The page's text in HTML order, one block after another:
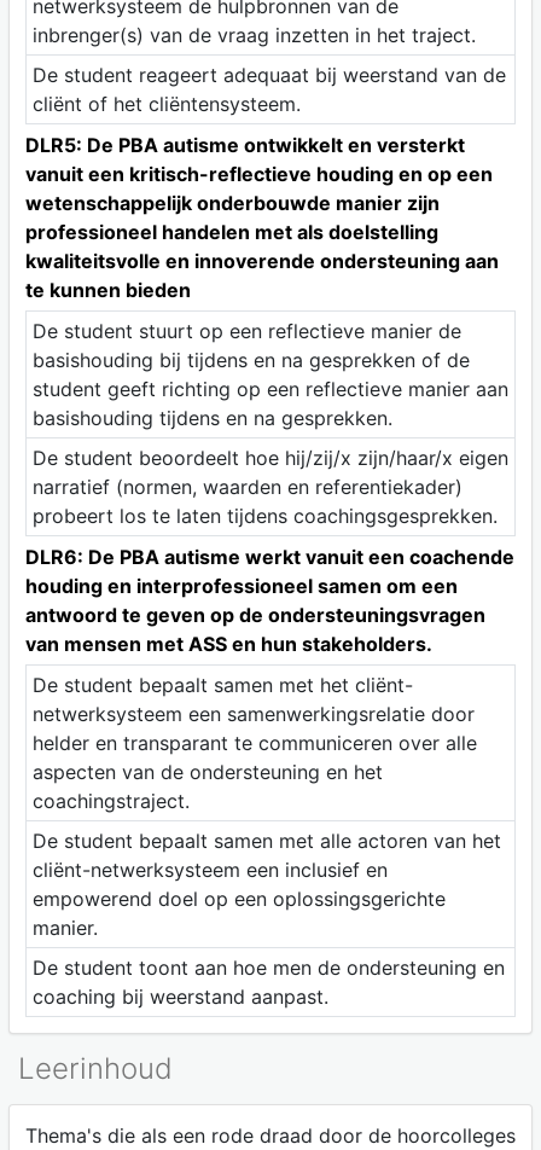
netwerksysteem de hulpbronnen van de
inbrenger(s) van de vraag inzetten in het traject.
De student reageert adequaat bij weerstand van de
cliënt of het cliëntensysteem.
DLR5: De PBA autisme ontwikkelt en versterkt
vanuit een kritisch-reflectieve houding en op een
wetenschappelijk onderbouwde manier zijn
professioneel handelen met als doelstelling
kwaliteitsvolle en innoverende ondersteuning aan
te kunnen bieden
De student stuurt op een reflectieve manier de
basishouding bij tijdens en na gesprekken of de
student geeft richting op een reflectieve manier aan
basishouding tijdens en na gesprekken.
De student beoordeelt hoe hij/zij/x zijn/haar/x eigen
narratief (normen, waarden en referentiekader)
probeert los te laten tijdens coachingsgesprekken.
DLR6: De PBA autisme werkt vanuit een coachende
houding en interprofessioneel samen om een
antwoord te geven op de ondersteuningsvragen
van mensen met ASS en hun stakeholders.
De student bepaalt samen met het cliënt-
netwerksysteem een samenwerkingsrelatie door
helder en transparant te communiceren over alle
aspecten van de ondersteuning en het
coachingstraject.
De student bepaalt samen met alle actoren van het
cliënt-netwerksysteem een inclusief en
empowerend doel op een oplossingsgerichte
manier.
De student toont aan hoe men de ondersteuning en
coaching bij weerstand aanpast.
Leerinhoud
Thema's die als een rode draad door de hoorcolleges